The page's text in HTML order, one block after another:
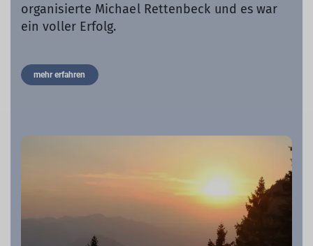
organisierte Michael Rettenbeck und es war
ein voller Erfolg.
mehr erfahren